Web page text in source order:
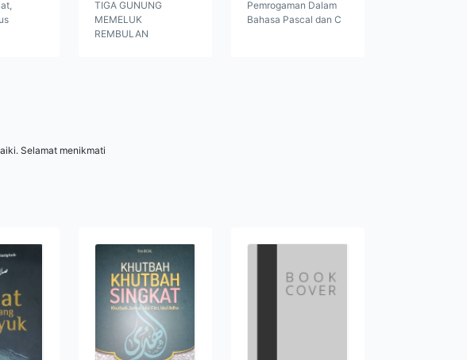
TIGA GUNUNG
MEMELUK
REMBULAN
Pemrogaman Dalam
Bahasa Pascal dan C
Selamat menikmati